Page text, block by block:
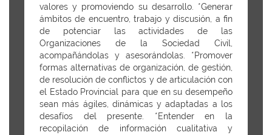
valores y promoviendo su desarrollo. *Generar
ámbitos de encuentro, trabajo y discusión, a fin
de potenciar las actividades de las
Organizaciones de la Sociedad Civil,
acompañándolas y asesorándolas. *Promover
formas alternativas de organización, de gestión,
de resolución de conflictos y de articulación con
el Estado Provincial para que en su desempeño
sean más ágiles, dinámicas y adaptadas a los
desafíos del presente. *Entender en la
recopilación de información cualitativa y